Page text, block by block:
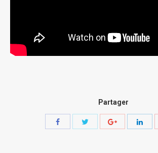
Partager
Share Share Share